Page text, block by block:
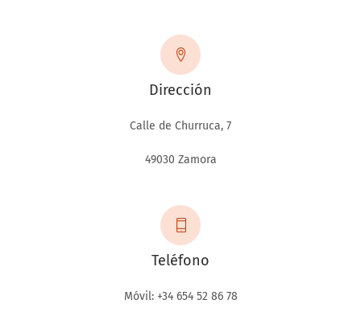
Dirección
Calle de Churruca, 7
49030 Zamora
Teléfono
Móvil: +34 654 52 86 78